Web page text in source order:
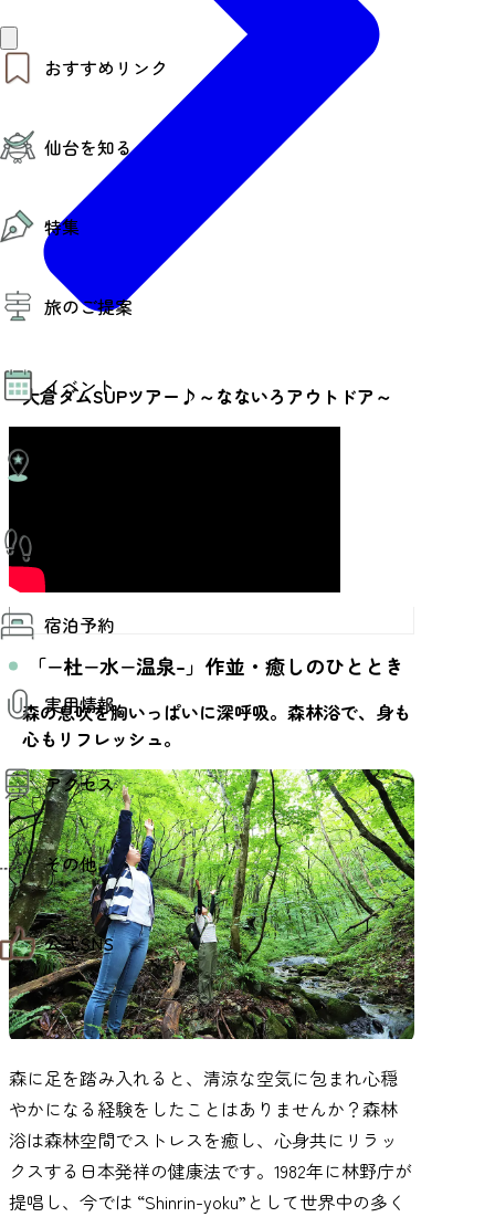
おすすめリンク
モデルコース
エリアガイド
お知らせ
お得なチケット
仙台を知る
仙台の魅力
エリアガイド
仙台観光PR動画ライブラリー
仙台から行く東北周遊旅
伝統的工芸品
特集
特集
夜時間トピックス
旅のご提案
AIおまかせコース
オリジナルプラン
みんなの旅行記
イベント
季節のイベント
プロスポーツチーム・プロオーケストラ
仙台の銘品
仙台夜時間
宿泊施設
仙台観光マップ
体験プログラム検索（予約）
体験トピックス
体験事業者
宿泊予約
宿泊予約
実用情報
お役立ち情報
観光アプリ
仙台観光マップ
アクセス
仙台までの経路検索
市内の交通情報
お得なチケット
その他
お知らせ
お問い合わせ
教育旅行
観光マップ
せんだい旅日和とは
サイト利用規約
サイトマップ
仙臺写真館フォトギャラリー
公式SNS
せんだい旅日和 X
せんだい旅日和 Instagram
せんだい旅日和 Facebook
仙台旅先体験コレクション Facebook
仙台旅先体験コレクション Instagaram
大倉ダムSUPツアー♪～なないろアウトドア～
「−杜−水−温泉–」作並・癒しのひととき
森の息吹を胸いっぱいに深呼吸。森林浴で、身も
心もリフレッシュ。
森に足を踏み入れると、清涼な空気に包まれ心穏
やかになる経験をしたことはありませんか？森林
浴は森林空間でストレスを癒し、心身共にリラッ
クスする日本発祥の健康法です。1982年に林野庁が
提唱し、今では “Shinrin-yoku”として世界中の多く